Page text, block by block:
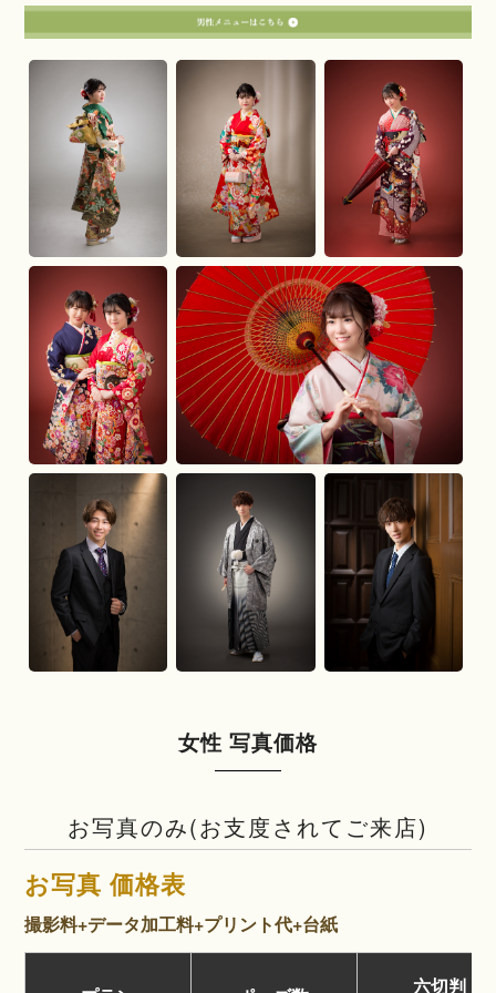
女性 写真価格
お写真のみ(お支度されてご来店)
お写真 価格表
撮影料+データ加工料+プリント代+台紙
六切判